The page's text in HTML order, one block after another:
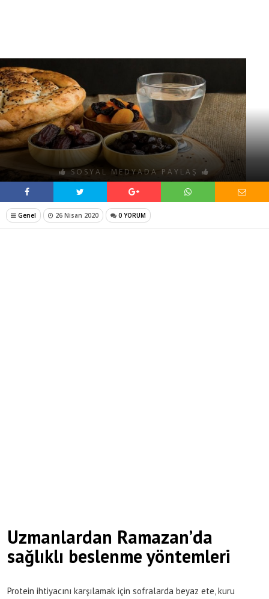
SOSYAL MEDYADA PAYLAŞ
Genel 26 Nisan 2020 0 YORUM
Uzmanlardan Ramazan’da
sağlıklı beslenme yöntemleri
Protein ihtiyacını karşılamak için sofralarda beyaz ete, kuru